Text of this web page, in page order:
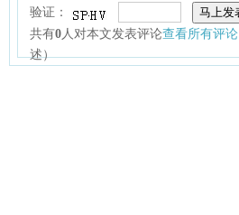
验证：
共有0人对本文发表评论查看所有评论
述）